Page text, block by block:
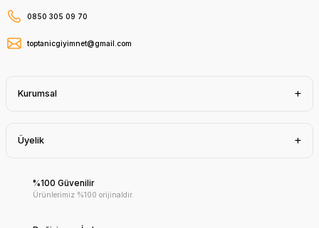
0850 305 09 70
toptanicgiyimnet@gmail.com
Kurumsal
Üyelik
%100 Güvenilir
Ürünlerimiz %100 orijinaldir.